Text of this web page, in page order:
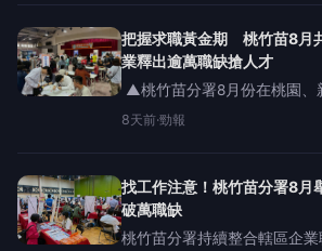
舟報導】八月是青年學子完
要時節，勞動部勞動
把握求職黃金期 桃竹苗8月
業釋出逾萬職缺搶人才
▲桃竹苗分署8月份在桃園、
場徵才活動，歡迎有求職需求
竹苗報導】八月是青年學子
重要時節，勞動部勞
8天前·勁報
找工作注意！桃竹苗分署8月
破萬職缺
桃竹苗分署持續整合轄區企